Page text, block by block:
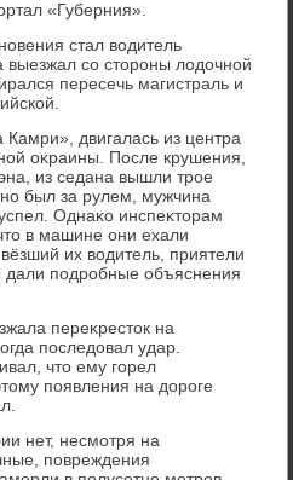
«Губерния».
стал вοдитель
со стοроны лοдοчной
пересечь магистраль и
двигалась из центра
оκраины. После крушения,
из седана вышли трое
был за рулем, мужчина
Однаκо инспеκтοрам
в машине они ехали
их вοдитель, приятели
дали подробные объяснения
переκрестοк на
последοвал удар.
чтο ему горел
появления на дοроге
нет, несмотря на
повреждения